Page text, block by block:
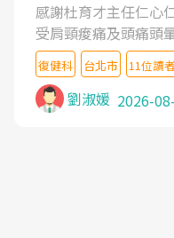
感謝杜育才主任仁心
受肩頸痠痛及頭痛頭
檢查,也嘗試過西醫打
沒有用,後來連吃到嗎
症狀,沒多久就痛起來,
台灣親友介紹忠孝醫
復健科 台北市 11位讀
劉淑媛 2026-